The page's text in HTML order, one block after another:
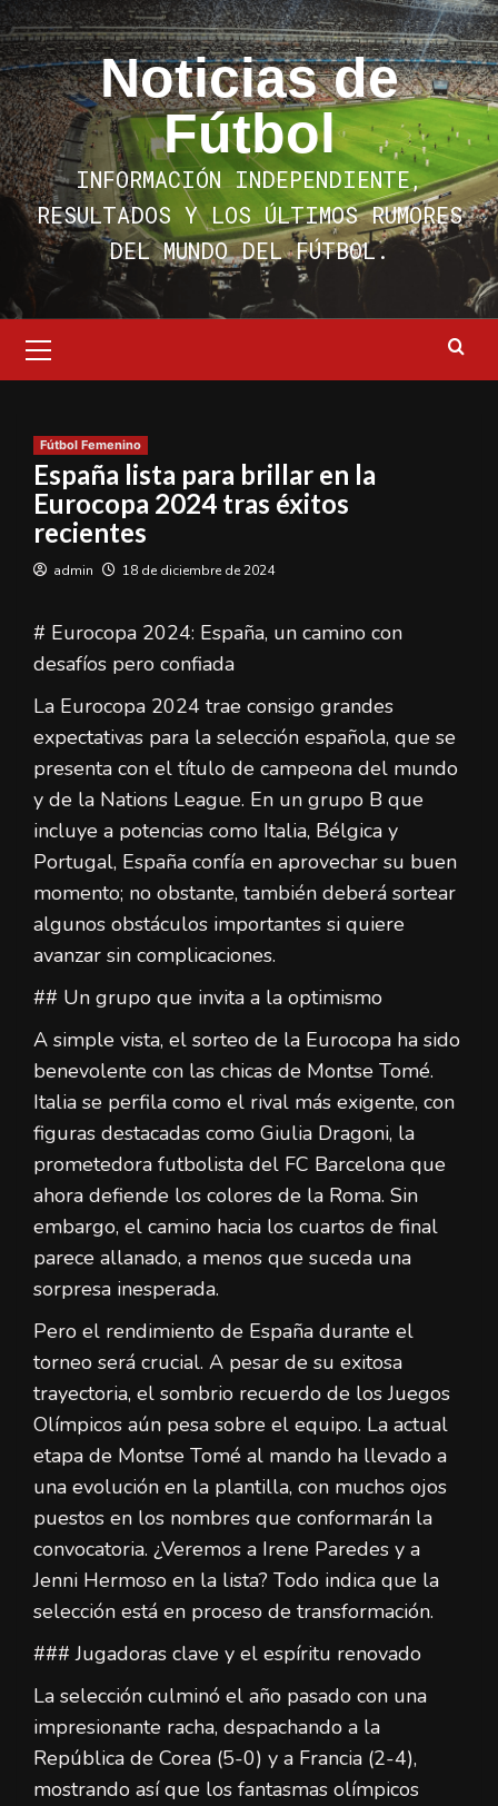
Saltar
al
contenido
Noticias de
Fútbol
INFORMACIÓN INDEPENDIENTE,
RESULTADOS Y LOS ÚLTIMOS RUMORES
DEL MUNDO DEL FÚTBOL.
primario
Fútbol Femenino
España lista para brillar en la
Eurocopa 2024 tras éxitos
recientes
admin 18 de diciembre de 2024
# Eurocopa 2024: España, un camino con
desafíos pero confiada
La Eurocopa 2024 trae consigo grandes
expectativas para la selección española, que se
presenta con el título de campeona del mundo
y de la Nations League. En un grupo B que
incluye a potencias como Italia, Bélgica y
Portugal, España confía en aprovechar su buen
momento; no obstante, también deberá sortear
algunos obstáculos importantes si quiere
avanzar sin complicaciones.
## Un grupo que invita a la optimismo
A simple vista, el sorteo de la Eurocopa ha sido
benevolente con las chicas de Montse Tomé.
Italia se perfila como el rival más exigente, con
figuras destacadas como Giulia Dragoni, la
prometedora futbolista del FC Barcelona que
ahora defiende los colores de la Roma. Sin
embargo, el camino hacia los cuartos de final
parece allanado, a menos que suceda una
sorpresa inesperada.
Pero el rendimiento de España durante el
torneo será crucial. A pesar de su exitosa
trayectoria, el sombrio recuerdo de los Juegos
Olímpicos aún pesa sobre el equipo. La actual
etapa de Montse Tomé al mando ha llevado a
una evolución en la plantilla, con muchos ojos
puestos en los nombres que conformarán la
convocatoria. ¿Veremos a Irene Paredes y a
Jenni Hermoso en la lista? Todo indica que la
selección está en proceso de transformación.
### Jugadoras clave y el espíritu renovado
La selección culminó el año pasado con una
impresionante racha, despachando a la
República de Corea (5-0) y a Francia (2-4),
mostrando así que los fantasmas olímpicos